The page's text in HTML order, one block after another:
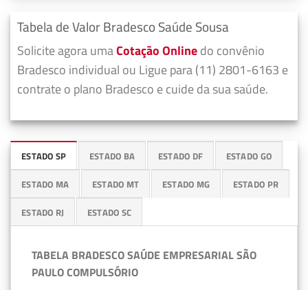
Tabela de Valor Bradesco Saúde Sousa
Solicite agora umaCotação Onlinedo convênio
Bradesco individual ou Ligue para (11) 2801-6163 e
contrate o plano Bradesco e cuide da sua saúde.
ESTADO SP ESTADO BA ESTADO DF ESTADO GO
ESTADO MA ESTADO MT ESTADO MG ESTADO PR
ESTADO RJ ESTADO SC
TABELA BRADESCO SAÚDE EMPRESARIAL SÃO
PAULO COMPULSÓRIO